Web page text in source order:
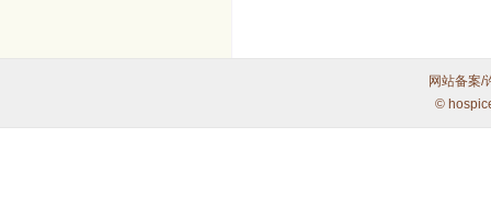
网站备案/
©